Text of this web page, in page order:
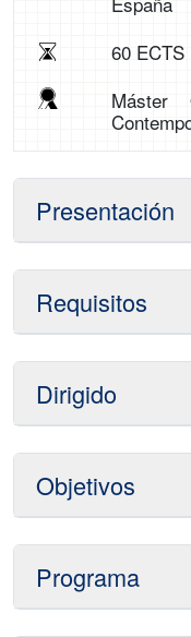
60 ECTS
Máster
Presentación
Requisitos
Dirigido
Objetivos
Programa